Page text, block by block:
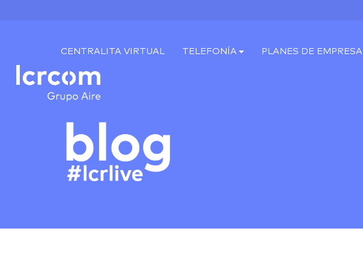
CENTRALITA VIRTUAL TELEFONÍA PLANES DE EMPRESA